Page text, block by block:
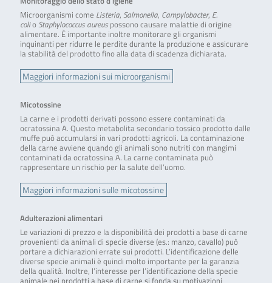
Microorganismi come Listeria, Salmonella, Campylobacter, E.
colio Staphylococcus aureuspossono causare malattie di origine
alimentare. È importante inoltre monitorare gli organismi
inquinanti per ridurre le perdite durante la produzione e assicurare
la stabilità del prodotto fino alla data di scadenza dichiarata.
Maggiori informazioni sui microorganismi
Micotossine
La carne e i prodotti derivati possono essere contaminati da
ocratossina A. Questo metabolita secondario tossico prodotto dalle
muffe può accumularsi in vari prodotti agricoli. La contaminazione
della carne avviene quando gli animali sono nutriti con mangimi
contaminati da ocratossina A. La carne contaminata può
rappresentare un rischio per la salute dell’uomo.
Maggiori informazioni sulle micotossine
Adulterazioni alimentari
Le variazioni di prezzo e la disponibilità dei prodotti a base di carne
provenienti da animali di specie diverse (es.: manzo, cavallo) può
portare a dichiarazioni errate sui prodotti. L’identificazione delle
diverse specie animali è quindi molto importante per la garanzia
della qualità. Inoltre, l’interesse per l’identificazione della specie